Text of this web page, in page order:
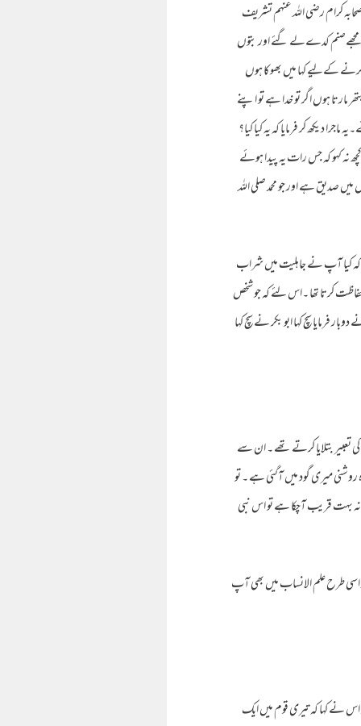
کرام رضی اللہ عنہم تشریف
مجھےصنم کدےلے گئے اور بتوں
کےلیے کہا میں بھوکا ہوں
مارتا ہوں اگر تو خدا ہے تو اپنے
دیکھ کر فرمایا کہ یہ کیا کیا؟
نہ کہو کہ جس رات یہ پیدا ہوئے
صدیق ہے اور جو محمد صلی اللہ
کہ کیا آپ نے جاہلیت میں شراب
کرتا تھا ۔اس لئے کہ جو شخص
سچ کہا ابو بکر نے سچ کہا
بتلایا کرتے تھے ۔ ان سے
روشنی میری گود میں آگئی ہے ۔ تو
بہت قریب آچکا ہے تو اس نبی
اسی طرح علم الانساب میں بھی آپ
نے کہا کہ تیری قوم میں ایک